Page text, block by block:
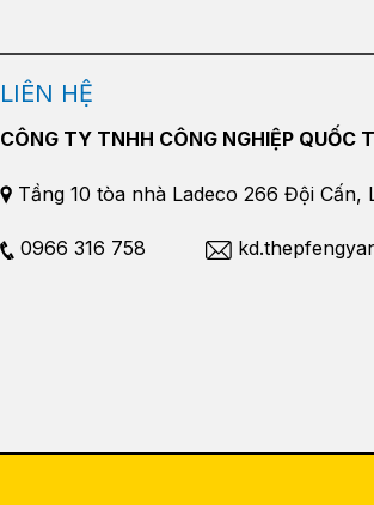
LIÊN HỆ
CÔNG TY TNHH CÔNG NGHIỆP QUỐC
Tầng 10 tòa nhà Ladeco 266 Đội Cấn,
0966 316 758